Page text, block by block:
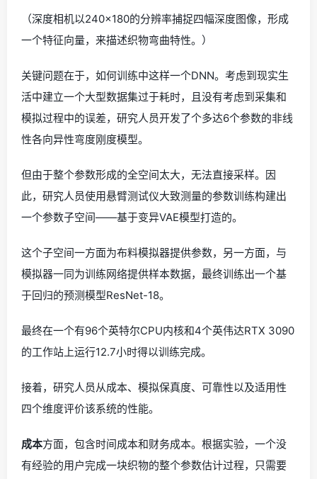
（深度相机以240×180的分辨率捕捉四幅深度图像，形成
一个特征向量，来描述织物弯曲特性。）
关键问题在于，如何训练中这样一个DNN。考虑到现实生
活中建立一个大型数据集过于耗时，且没有考虑到采集和
模拟过程中的误差，研究人员开发了个多达6个参数的非线
性各向异性弯度刚度模型。
但由于整个参数形成的全空间太大，无法直接采样。因
此，研究人员使用悬臂测试仪大致测量的参数训练构建出
一个参数子空间——基于变异VAE模型打造的。
这个子空间一方面为布料模拟器提供参数，另一方面，与
模拟器一同为训练网络提供样本数据，最终训练出一个基
于回归的预测模型ResNet-18。
最终在一个有96个英特尔CPU内核和4个英伟达RTX 3090
的工作站上运行12.7小时得以训练完成。
接着，研究人员从成本、模拟保真度、可靠性以及适用性
四个维度评价该系统的性能。
成本方面，包含时间成本和财务成本。根据实验，一个没
有经验的用户完成一块织物的整个参数估计过程，只需要